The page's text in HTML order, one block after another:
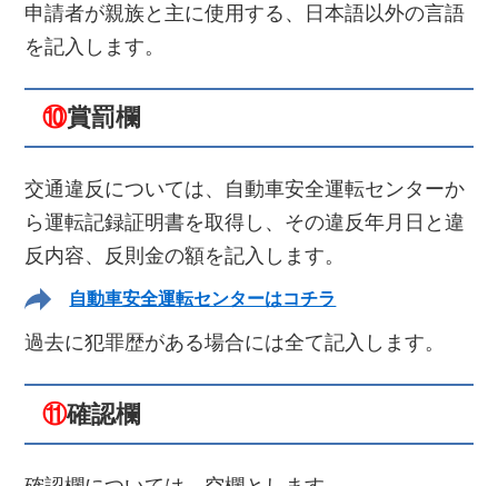
申請者が親族と主に使用する、日本語以外の言語
を記入します。
⑩賞罰欄
交通違反については、自動車安全運転センターか
ら運転記録証明書を取得し、その違反年月日と違
反内容、反則金の額を記入します。
自動車安全運転センターはコチラ
過去に犯罪歴がある場合には全て記入します。
⑪確認欄